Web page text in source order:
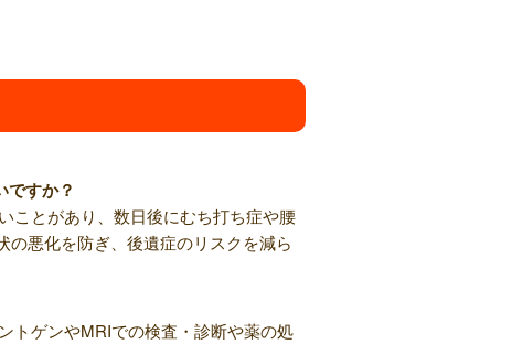
ですか？
ことがあり、数日後にむち打ち症や腰
悪化を防ぎ、後遺症のリスクを減ら
トゲンやMRIでの検査・診断や薬の処